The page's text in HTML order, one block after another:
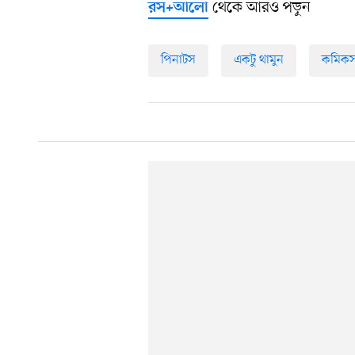
রস+আলো থেকে আরও পড়ুন
পিনাটস একটু থামুন